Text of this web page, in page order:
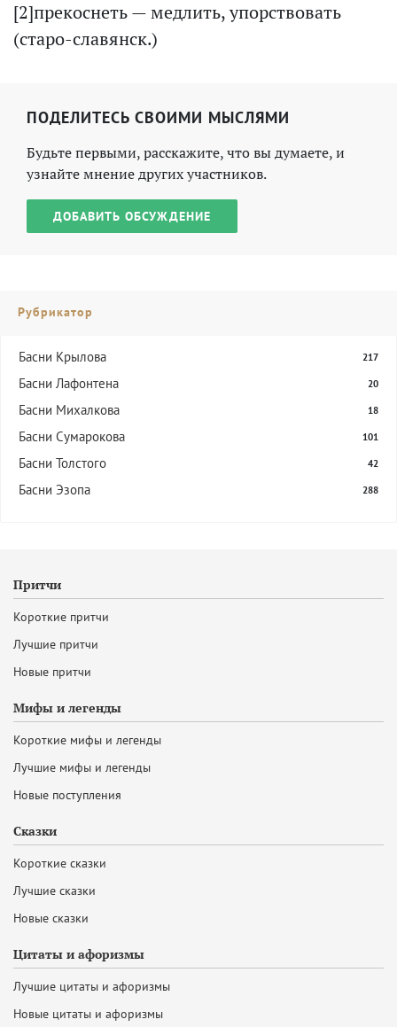
[2]прекоснеть — медлить, упорствовать
(старо-славянск.)
ПОДЕЛИТЕСЬ СВОИМИ МЫСЛЯМИ
Будьте первыми, расскажите, что вы думаете, и
узнайте мнение других участников.
ДОБАВИТЬ ОБСУЖДЕНИЕ
Рубрикатор
Басни Крылова 217
Басни Лафонтена 20
Басни Михалкова 18
Басни Сумарокова 101
Басни Толстого 42
Басни Эзопа 288
Притчи
Короткие притчи
Лучшие притчи
Новые притчи
Мифы и легенды
Короткие мифы и легенды
Лучшие мифы и легенды
Новые поступления
Сказки
Короткие сказки
Лучшие сказки
Новые сказки
Цитаты и афоризмы
Лучшие цитаты и афоризмы
Новые цитаты и афоризмы